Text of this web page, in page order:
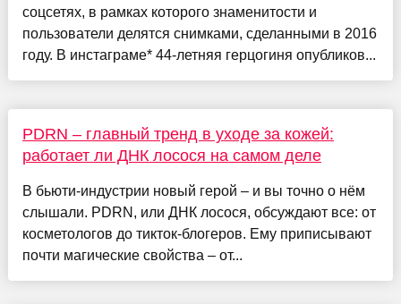
соцсетях, в рамках которого знаменитости и
пользователи делятся снимками, сделанными в 2016
году. В инстаграме* 44-летняя герцогиня опубликов...
PDRN – главный тренд в уходе за кожей:
работает ли ДНК лосося на самом деле
В бьюти-индустрии новый герой – и вы точно о нём
слышали. PDRN, или ДНК лосося, обсуждают все: от
косметологов до тикток-блогеров. Ему приписывают
почти магические свойства – от...